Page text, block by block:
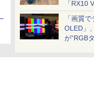
「RX10 V
「画質
OLED」
が“RGB